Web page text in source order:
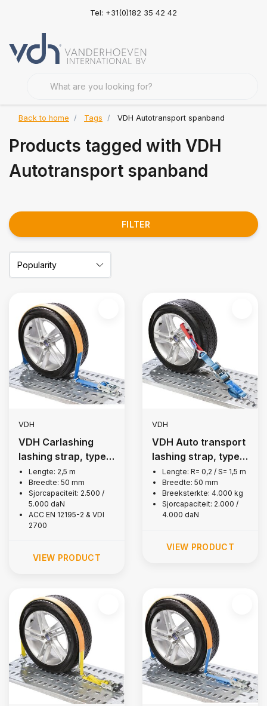
Tel: +31(0)182 35 42 42
Back to home Tags VDH Autotransport spanband
Products tagged with VDH
Autotransport spanband
FILTER
VDH
VDH Carlashing
lashing strap, type
D1Lengte: 2,5 m
Breedte: 50 mm
Sjorcapaciteit: 2.500 /
5.000 daN
ACC EN 12195-2 & VDI
2700
VIEW PRODUCT
VDH
VDH Auto transport
lashing strap, type
H
Lengte: R= 0,2 / S= 1,5 m
Breedte: 50 mm
Breeksterkte: 4.000 kg
Sjorcapaciteit: 2.000 /
4.000 daN
VIEW PRODUCT